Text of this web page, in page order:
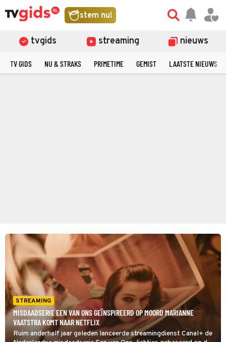
stem nu!
tvgids streaming nieuws
TV GIDS NU & STRAKS PRIMETIME GEMIST LAATSTE NIEUWS
STREAMING
MISDAADSERIE EEN VAN ONS GEÏNSPIREERD OP MOORD MARIANNE
VAATSTRA KOMT NAAR NETFLIX
Ruim anderhalf jaar geleden lanceerde streamingdienst Canal+ de